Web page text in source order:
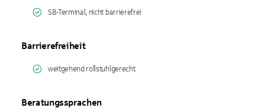
SB-Terminal, nicht barrierefrei
Barrierefreiheit
weitgehend rollstuhlgerecht
Beratungssprachen